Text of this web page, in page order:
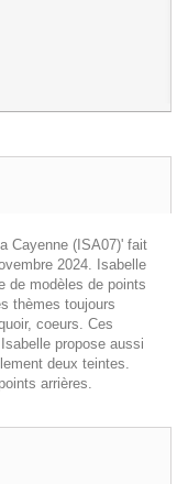
Cayenne (ISA07)' fait
2024. Isabelle
de modèles de points
thèmes toujours
coeurs. Ces
propose aussi
deux teintes.
arrières.